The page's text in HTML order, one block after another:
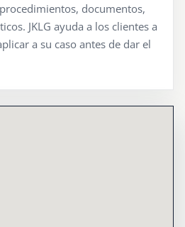
documentos,
JKLG ayuda a los clientes a
a su caso antes de dar el